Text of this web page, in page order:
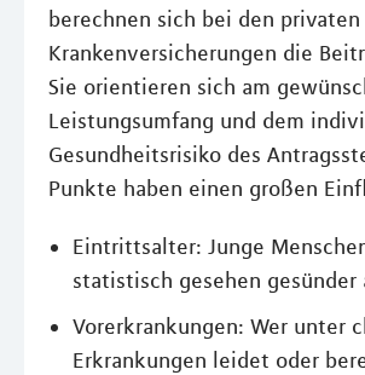
berechnen sich bei den privaten
Krankenversicherungen die
Sie orientieren sich am
Leistungsumfang und dem
Gesundheitsrisiko des
Punkte haben einen großen
Eintrittsalter: Junge
statistisch gesehen gesünder
Vorerkrankungen: Wer unter
Erkrankungen leidet oder